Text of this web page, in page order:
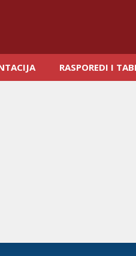
RASPOREDI I